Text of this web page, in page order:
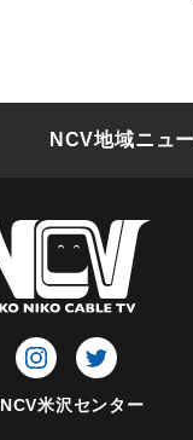
NCV地域ニュ
NCV米沢センター